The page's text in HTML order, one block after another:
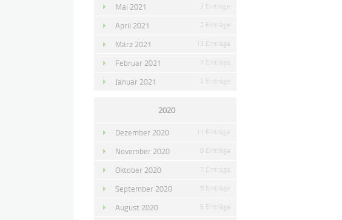
Mai 2021 3 Einträge
April 2021 2 Einträge
März 2021 13 Einträge
Februar 2021 7 Einträge
Januar 2021 2 Einträge
2020
Dezember 2020 11 Einträge
November 2020 8 Einträge
Oktober 2020 7 Einträge
September 2020 5 Einträge
August 2020 6 Einträge